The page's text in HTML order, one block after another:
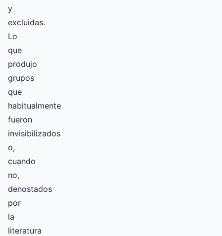
y
excluidas.
Lo
que
produjo
grupos
que
habitualmente
fueron
invisibilizados
o,
cuando
no,
denostados
por
la
literatura